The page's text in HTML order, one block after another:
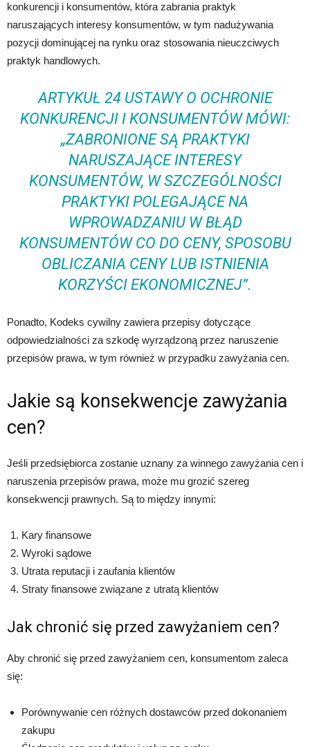
konkurencji i konsumentów, która zabrania praktyk
naruszających interesy konsumentów, w tym nadużywania
pozycji dominującej na rynku oraz stosowania nieuczciwych
praktyk handlowych.
ARTYKUŁ 24 USTAWY O OCHRONIE
KONKURENCJI I KONSUMENTÓW MÓWI:
„ZABRONIONE SĄ PRAKTYKI
NARUSZAJĄCE INTERESY
KONSUMENTÓW, W SZCZEGÓLNOŚCI
PRAKTYKI POLEGAJĄCE NA
WPROWADZANIU W BŁĄD
KONSUMENTÓW CO DO CENY, SPOSOBU
OBLICZANIA CENY LUB ISTNIENIA
KORZYŚCI EKONOMICZNEJ”.
Ponadto, Kodeks cywilny zawiera przepisy dotyczące
odpowiedzialności za szkodę wyrządzoną przez naruszenie
przepisów prawa, w tym również w przypadku zawyżania cen.
Jakie są konsekwencje zawyżania
cen?
Jeśli przedsiębiorca zostanie uznany za winnego zawyżania cen i
naruszenia przepisów prawa, może mu grozić szereg
konsekwencji prawnych. Są to między innymi:
Kary finansowe
Wyroki sądowe
Utrata reputacji i zaufania klientów
Straty finansowe związane z utratą klientów
Jak chronić się przed zawyżaniem cen?
Aby chronić się przed zawyżaniem cen, konsumentom zaleca
się:
Porównywanie cen różnych dostawców przed dokonaniem
zakupu